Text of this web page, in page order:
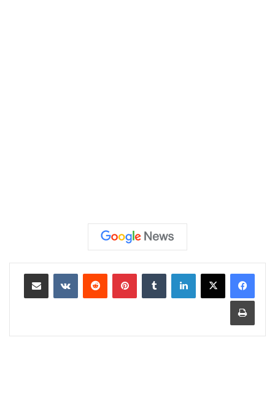
لينكدإن بينتيريست